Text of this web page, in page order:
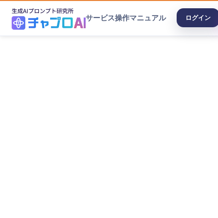
サービス操作マニュアル ログイン